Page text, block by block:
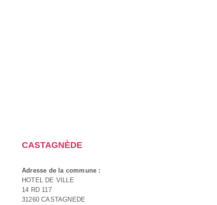
CASTAGNÈDE
Adresse de la commune :
HOTEL DE VILLE
14 RD 117
31260 CASTAGNEDE